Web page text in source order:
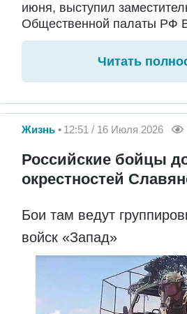
июня, выступил
Общественной палаты РФ
Читать
Жизнь 12:51 / 16 Июля 2026
Российские бойцы
окрестностей
Бои там ведут
войск «Запад»